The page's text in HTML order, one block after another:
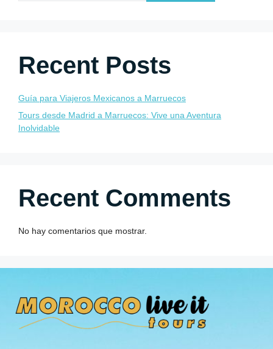
Recent Posts
Guía para Viajeros Mexicanos a Marruecos
Tours desde Madrid a Marruecos: Vive una Aventura
Inolvidable
Recent Comments
No hay comentarios que mostrar.